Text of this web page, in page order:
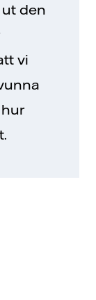
den
vi